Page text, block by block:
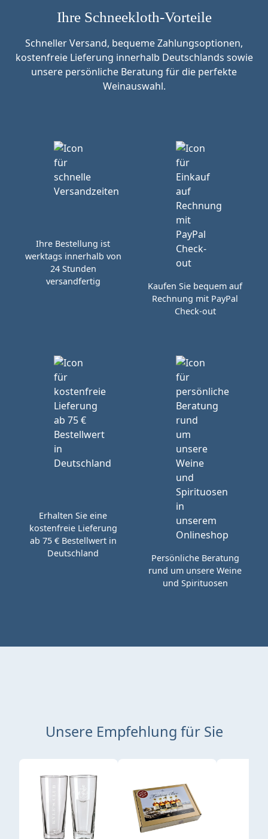
Ihre Schneekloth-Vorteile
Schneller Versand, bequeme Zahlungsoptionen,
kostenfreie Lieferung innerhalb Deutschlands sowie
unsere persönliche Beratung für die perfekte
Weinauswahl.
Ihre Bestellung ist
werktags innerhalb von
24 Stunden
versandfertig
Kaufen Sie bequem auf
Rechnung mit PayPal
Check-out
Erhalten Sie eine
kostenfreie Lieferung
ab 75 € Bestellwert in
Deutschland
Persönliche Beratung
rund um unsere Weine
und Spirituosen
Unsere Empfehlung für Sie
Produktgalerie überspringen